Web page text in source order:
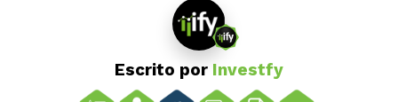
Escrito por Investfy